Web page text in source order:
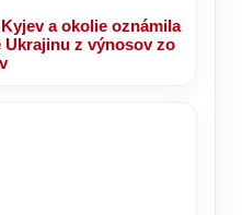
a okolie oznámila
z výnosov zo